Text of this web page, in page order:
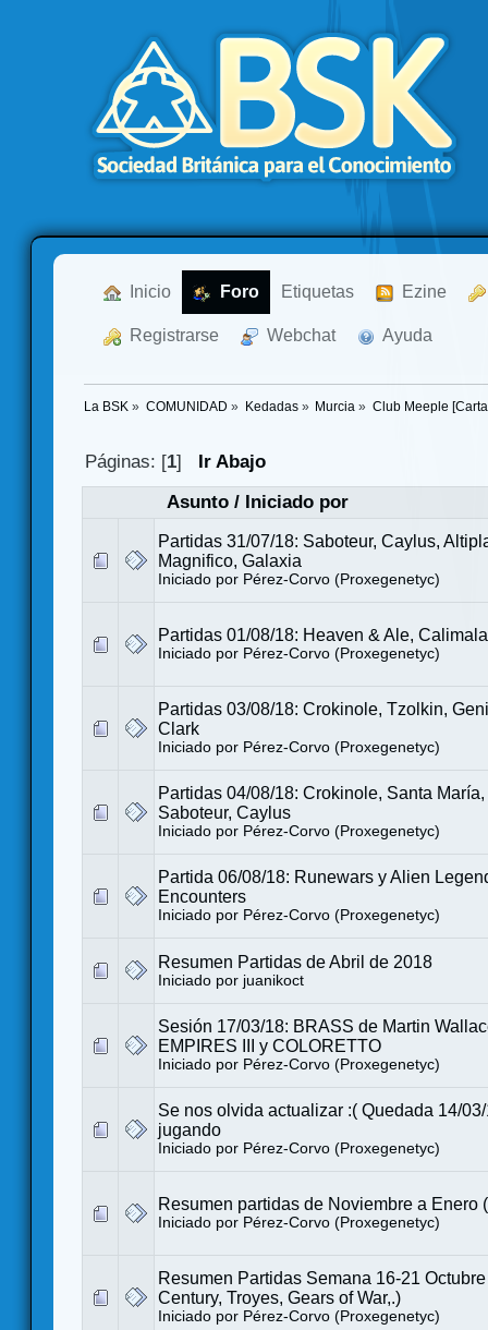
Inicio Foro Etiquetas Ezine
Registrarse Webchat Ayuda
La BSK » COMUNIDAD » Kedadas» Murcia » Club Meeple
Páginas: [1]
Ir Abajo
Asunto/ Iniciado por
Partidas 31/07/18: Saboteur, Caylus,
Magnifico, Galaxia
Iniciado por Pérez-Corvo (Proxegenetyc)
Partidas 01/08/18: Heaven & Ale, Calimala
Iniciado por Pérez-Corvo (Proxegenetyc)
Partidas 03/08/18: Crokinole, Tzolkin,
Clark
Iniciado por Pérez-Corvo (Proxegenetyc)
Partidas 04/08/18: Crokinole, Santa
Saboteur, Caylus
Iniciado por Pérez-Corvo (Proxegenetyc)
Partida 06/08/18: Runewars y Alien
Encounters
Iniciado por Pérez-Corvo (Proxegenetyc)
Resumen Partidas de Abril de 2018
Iniciado por juanikoct
Sesión 17/03/18: BRASS de Martin
EMPIRES III y COLORETTO
Iniciado por Pérez-Corvo (Proxegenetyc)
Se nos olvida actualizar :( Quedada 14/
jugando
Iniciado por Pérez-Corvo (Proxegenetyc)
Resumen partidas de Noviembre a Enero
Iniciado por Pérez-Corvo (Proxegenetyc)
Resumen Partidas Semana 16-21
Century, Troyes, Gears of War,.)
Iniciado por Pérez-Corvo (Proxegenetyc)